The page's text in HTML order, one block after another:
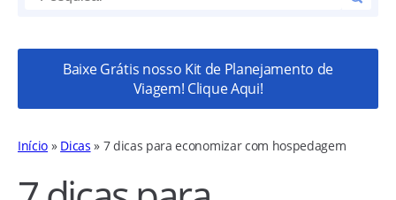
Baixe Grátis nosso Kit de Planejamento de
Viagem! Clique Aqui!
Início » Dicas » 7 dicas para economizar com hospedagem